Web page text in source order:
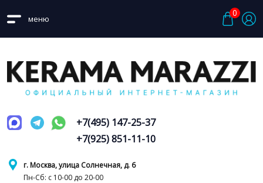
меню
0
г. Москва, улица Солнечная, д. 6
Пн-Сб: с 10-00 до 20-00
+7(495) 147-25-37
+7(925) 851-11-10